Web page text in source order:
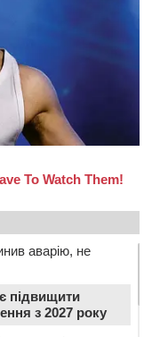
аварію, не
підвищити
з 2027 року